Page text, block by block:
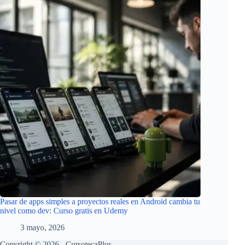
Pasar de apps simples a proyectos reales en Android cambia tu
nivel como dev: Curso gratis en Udemy
3 mayo, 2026